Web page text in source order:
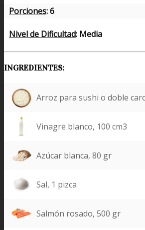
Porciones: 6
Nivel de Dificultad: Media
INGREDIENTES:
Arroz para sushi o doble
Vinagre blanco, 100 cm3
Azúcar blanca, 80 gr
Sal, 1 pizca
Salmón rosado, 500 gr